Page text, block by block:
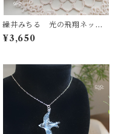
繰井みちる 光の飛翔ネック
レス クリア
¥3,650